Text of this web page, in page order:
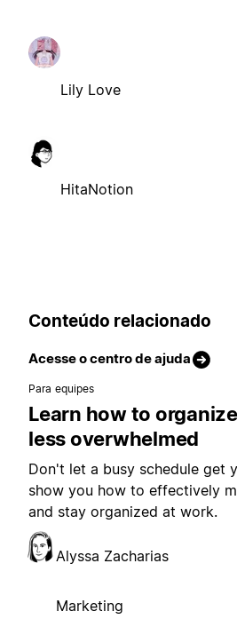
Lily Love
HitaNotion
Conteúdo relacionado
Acesse o centro de ajuda
Para equipes
Learn how to
less overwhelmed
Don't let a busy schedule get
show you how to effectively
and stay organized at work.
Alyssa Zacharias
Marketing